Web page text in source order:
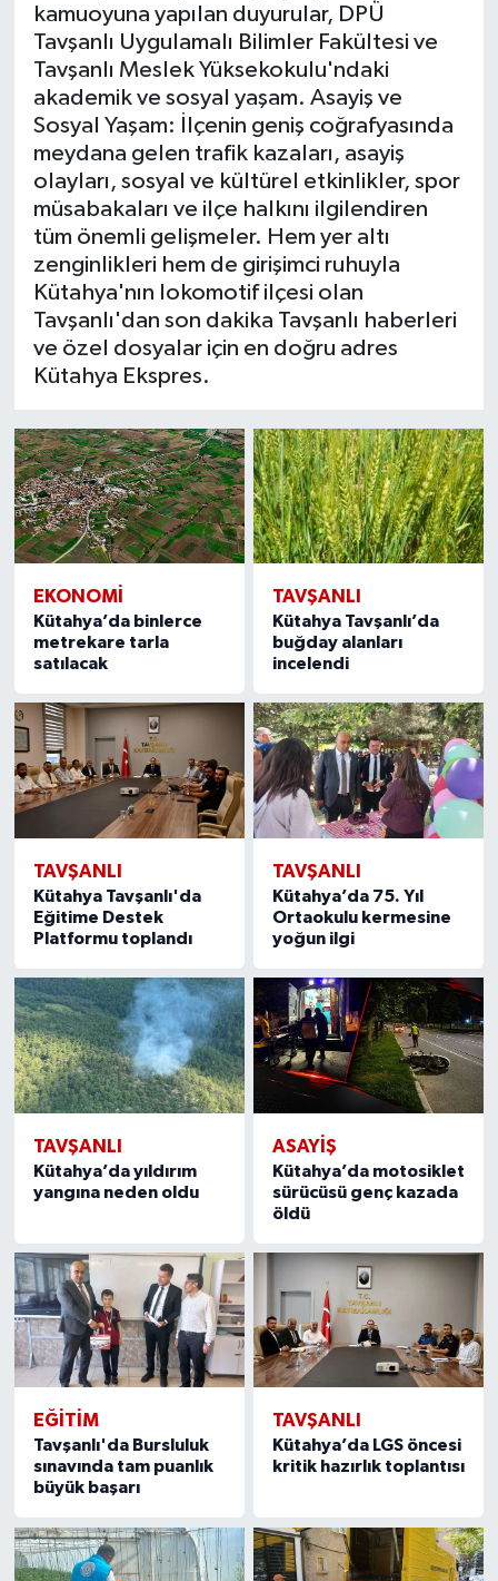
kamuoyuna yapılan duyurular, DPÜ
Tavşanlı Uygulamalı Bilimler Fakültesi ve
Tavşanlı Meslek Yüksekokulu'ndaki
akademik ve sosyal yaşam. Asayiş ve
Sosyal Yaşam: İlçenin geniş coğrafyasında
meydana gelen trafik kazaları, asayiş
olayları, sosyal ve kültürel etkinlikler, spor
müsabakaları ve ilçe halkını ilgilendiren
tüm önemli gelişmeler. Hem yer altı
zenginlikleri hem de girişimci ruhuyla
Kütahya'nın lokomotif ilçesi olan
Tavşanlı'dan son dakika Tavşanlı haberleri
ve özel dosyalar için en doğru adres
Kütahya Ekspres.
EKONOMI
Kütahya’da binlerce
metrekare tarla
satılacak
TAVŞANLI
Kütahya Tavşanlı’da
buğday alanları
incelendi
TAVŞANLI
Kütahya Tavşanlı'da
Eğitime Destek
Platformu toplandı
TAVŞANLI
Kütahya’da 75. Yıl
Ortaokulu kermesine
yoğun ilgi
TAVŞANLI
Kütahya’da yıldırım
yangına neden oldu
ASAYIŞ
Kütahya’da motosiklet
sürücüsü genç kazada
öldü
EĞITIM
Tavşanlı'da Bursluluk
sınavında tam puanlık
büyük başarı
TAVŞANLI
Kütahya’da LGS öncesi
kritik hazırlık toplantısı
Kütahya
Magazin
Otomobil
Pazarlar
Politika
Resmi İlan
Rüya Tabirleri
Şaphane
Simav
Siyaset
Spor
Teknoloji
Türkiye
Video Galeri
Yaşam
Yemek Tarifleri